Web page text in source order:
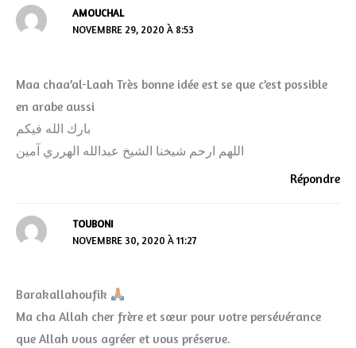
AMOUCHAL
NOVEMBRE 29, 2020 À 8:53
Maa chaa’al-Laah Très bonne idée est se que c’est possible
en arabe aussi
بارك الله فيكم
اللهم ارحم شيخنا الشيخ عبدالله الهرري آمين
Répondre
TOUBONI
NOVEMBRE 30, 2020 À 11:27
Barakallahoufik
Ma cha Allah cher frère et sœur pour votre persévérance
que Allah vous agréer et vous préserve.